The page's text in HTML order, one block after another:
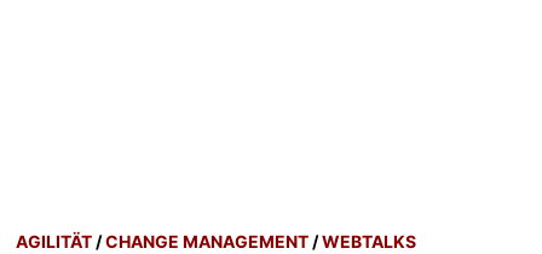
AGILITÄT /CHANGE MANAGEMENT /WEBTALKS